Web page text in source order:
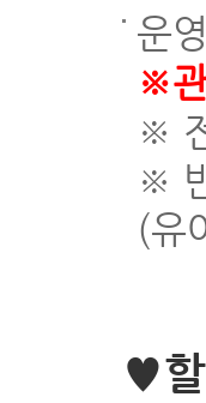
운
※
※
※
(유
♥